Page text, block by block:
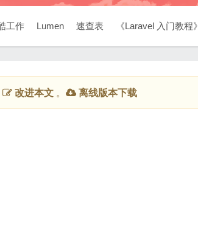
工作 Lumen 速查表 《Laravel 入门教程》
改进本文 。 离线版本下载